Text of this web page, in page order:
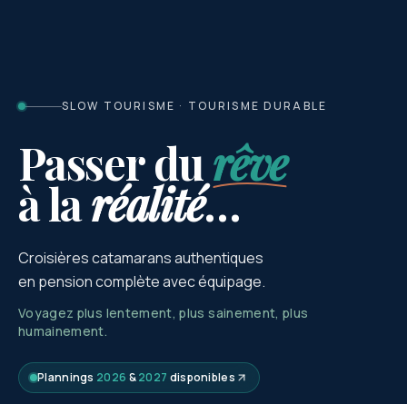
SLOW TOURISME · TOURISME DURABLE
Passer durêve
à laréalité…
Croisières catamarans authentiques
en pension complète avec équipage.
Voyagez plus lentement, plus sainement, plus
humainement.
Plannings 2026 &2027 disponibles